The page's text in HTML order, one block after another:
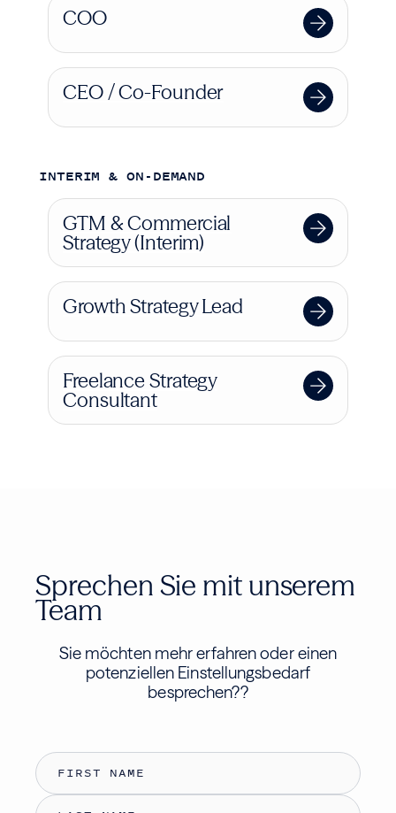
COO
CEO / Co-Founder
INTERIM & ON-DEMAND
GTM & Commercial
Strategy (Interim)
Growth Strategy Lead
Freelance Strategy
Consultant
Sprechen Sie mit unserem
Team
Sie möchten mehr erfahren oder einen
potenziellen Einstellungsbedarf
besprechen??